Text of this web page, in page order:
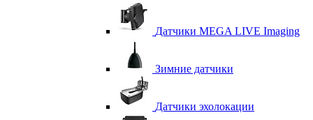
Датчики MEGA LIVE Imaging
Зимние датчики
Датчики эхолокации